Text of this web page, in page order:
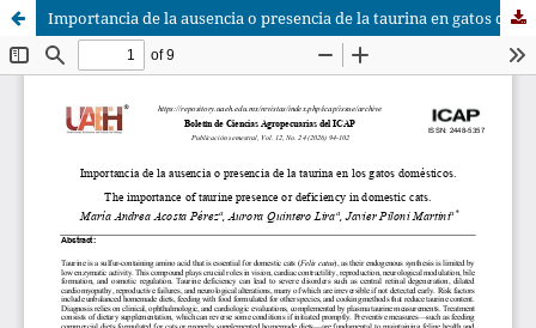
Importancia de la ausencia o presencia de la taurina en gatos domésticos